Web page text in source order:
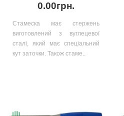
0.00грн.
Стамеска має стержень
виготовлений з вуглецевої
сталі, який має спеціальний
кут заточки. Також стаме..